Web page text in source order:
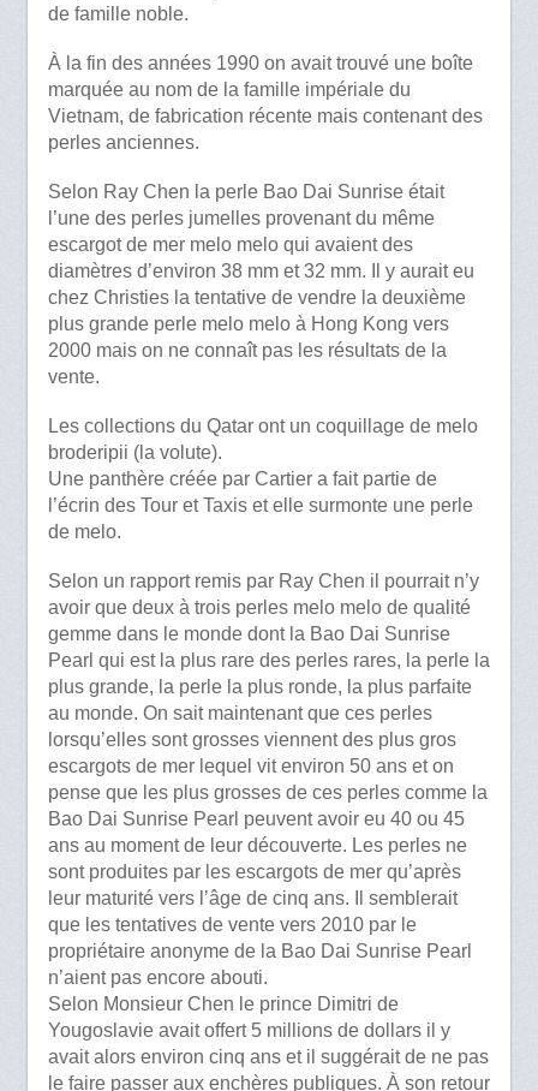
de famille noble.
À la fin des années 1990 on avait trouvé une boîte
marquée au nom de la famille impériale du
Vietnam, de fabrication récente mais contenant des
perles anciennes.
Selon Ray Chen la perle Bao Dai Sunrise était
l’une des perles jumelles provenant du même
escargot de mer melo melo qui avaient des
diamètres d’environ 38 mm et 32 mm. Il y aurait eu
chez Christies la tentative de vendre la deuxième
plus grande perle melo melo à Hong Kong vers
2000 mais on ne connaît pas les résultats de la
vente.
Les collections du Qatar ont un coquillage de melo
broderipii (la volute).
Une panthère créée par Cartier a fait partie de
l’écrin des Tour et Taxis et elle surmonte une perle
de melo.
Selon un rapport remis par Ray Chen il pourrait n’y
avoir que deux à trois perles melo melo de qualité
gemme dans le monde dont la Bao Dai Sunrise
Pearl qui est la plus rare des perles rares, la perle la
plus grande, la perle la plus ronde, la plus parfaite
au monde. On sait maintenant que ces perles
lorsqu’elles sont grosses viennent des plus gros
escargots de mer lequel vit environ 50 ans et on
pense que les plus grosses de ces perles comme la
Bao Dai Sunrise Pearl peuvent avoir eu 40 ou 45
ans au moment de leur découverte. Les perles ne
sont produites par les escargots de mer qu’après
leur maturité vers l’âge de cinq ans. Il semblerait
que les tentatives de vente vers 2010 par le
propriétaire anonyme de la Bao Dai Sunrise Pearl
n’aient pas encore abouti.
Selon Monsieur Chen le prince Dimitri de
Yougoslavie avait offert 5 millions de dollars il y
avait alors environ cinq ans et il suggérait de ne pas
le faire passer aux enchères publiques. À son retour